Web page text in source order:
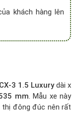
khách hàng lên
3 1.5 Luxurydài x
mm. Mẫu xe này
đông đúc nên rất